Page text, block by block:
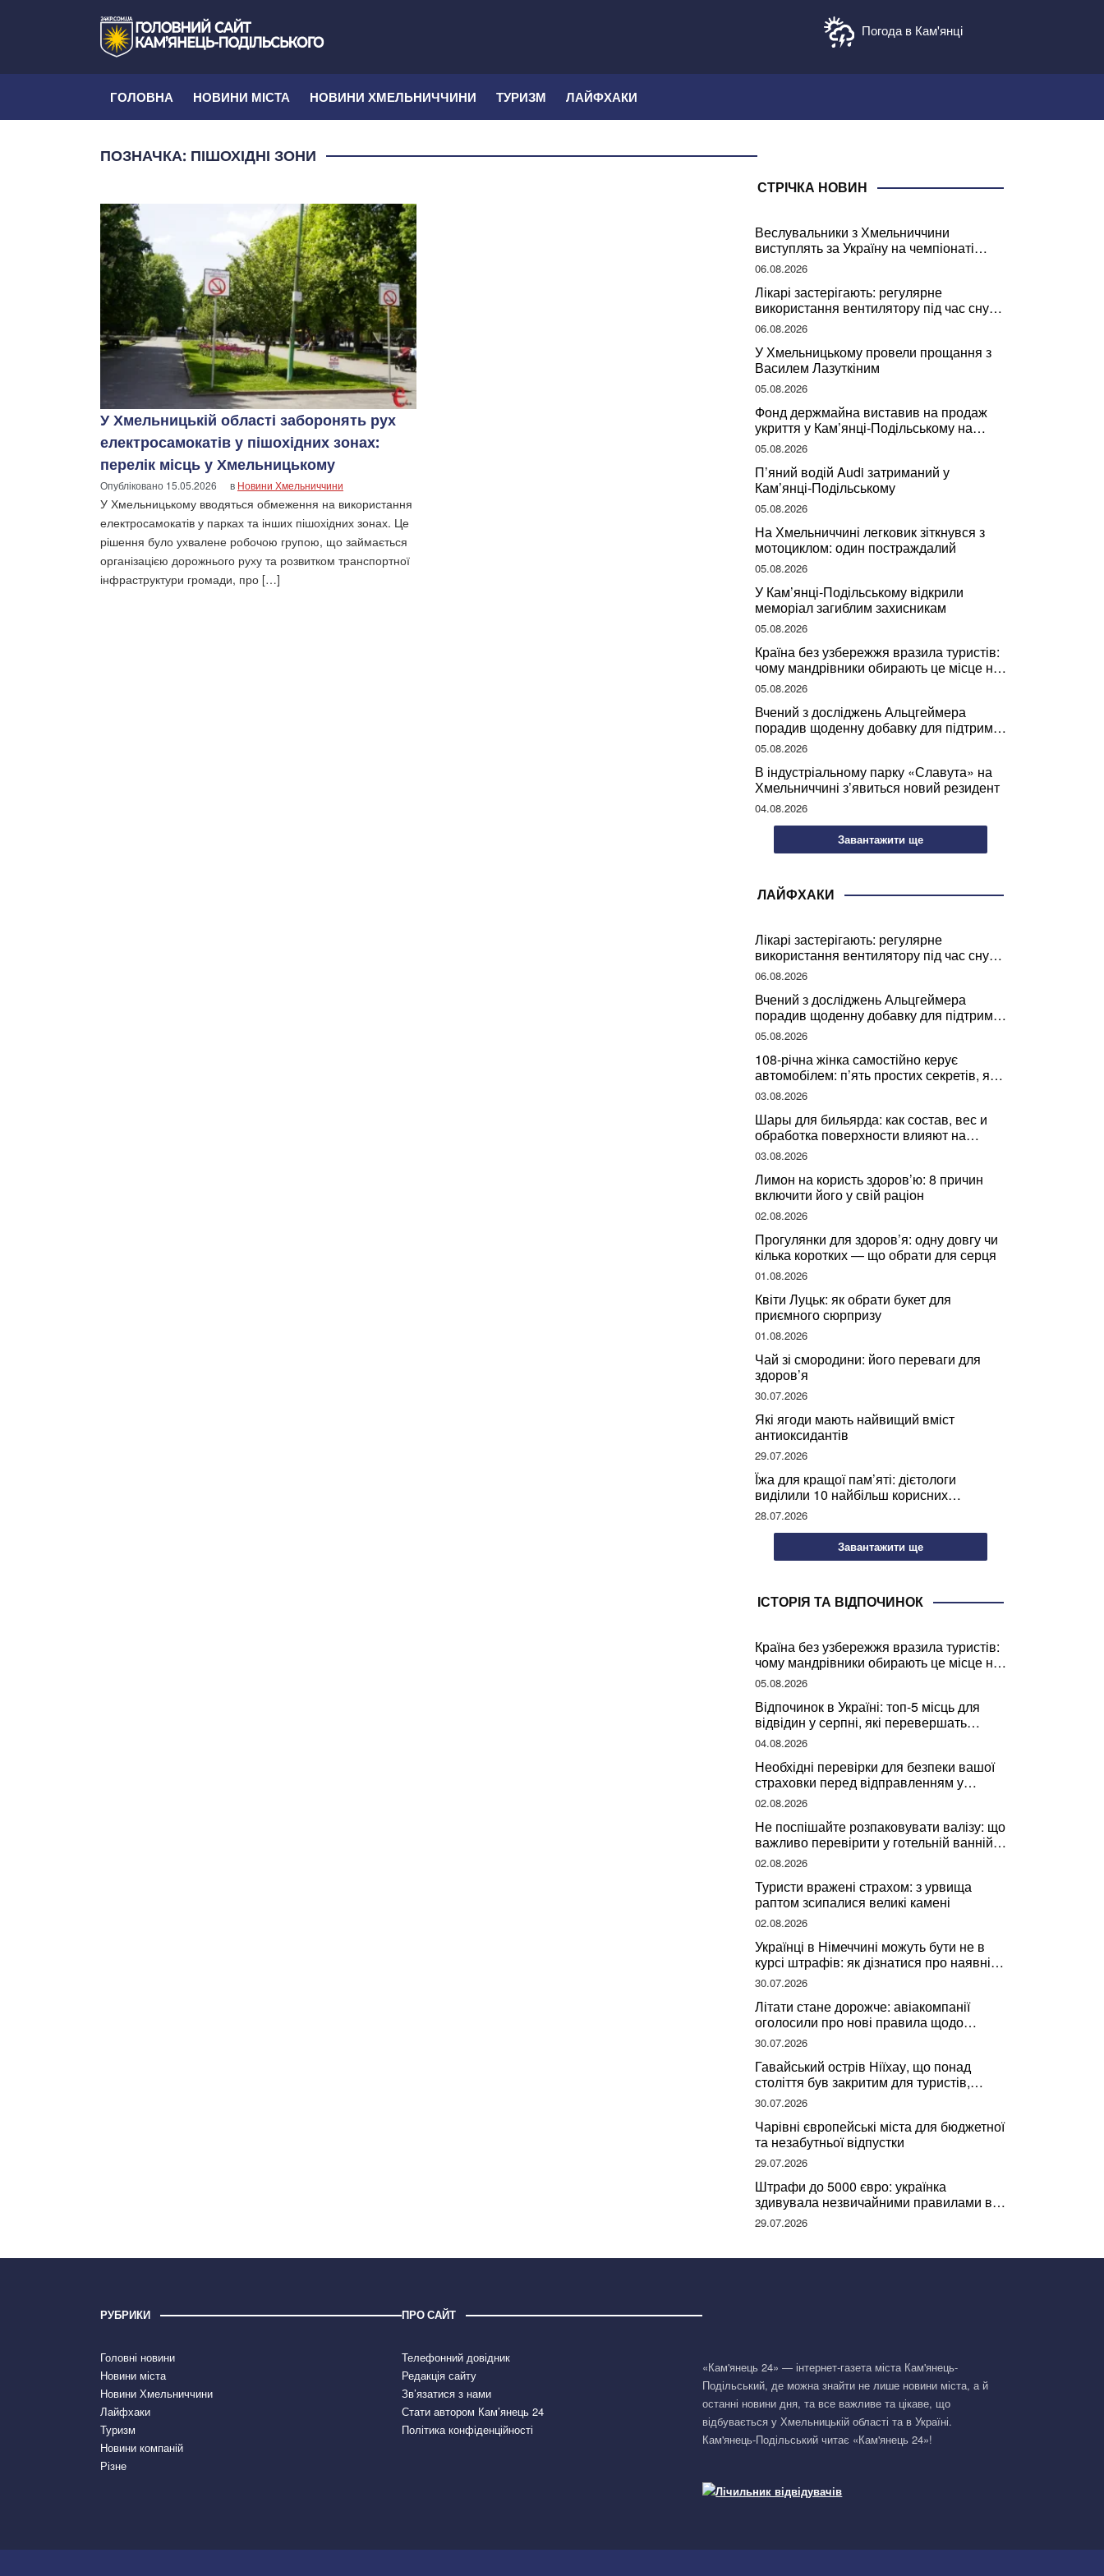
Погода в Кам'янці
ГОЛОВНА НОВИНИ МІСТА НОВИНИ ХМЕЛЬНИЧЧИНИ ТУРИЗМ ЛАЙФХАКИ
ПОЗНАЧКА: ПІШОХІДНІ ЗОНИ
У Хмельницькій області заборонять рух
електросамокатів у пішохідних зонах:
перелік місць у Хмельницькому
Опубліковано 15.05.2026 в Новини Хмельниччини
У Хмельницькому вводяться обмеження на використання
електросамокатів у парках та інших пішохідних зонах. Це
рішення було ухвалене робочою групою, що займається
організацією дорожнього руху та розвитком транспортної
інфраструктури громади, про […]
СТРІЧКА НОВИН
Веслувальники з Хмельниччини
виступлять за Україну на чемпіонаті
світу
06.08.2026
Лікарі застерігають: регулярне
використання вентилятору під час сну
може негативно вплинути на ваше
здоров’я
06.08.2026
У Хмельницькому провели прощання з
Василем Лазуткіним
05.08.2026
Фонд держмайна виставив на продаж
укриття у Кам’янці-Подільському на
Хмельниччині
05.08.2026
П’яний водій Audi затриманий у
Кам’янці-Подільському
05.08.2026
На Хмельниччині легковик зіткнувся з
мотоциклом: один постраждалий
05.08.2026
У Кам’янці-Подільському відкрили
меморіал загиблим захисникам
05.08.2026
Країна без узбережжя вразила туристів:
чому мандрівники обирають це місце на
відпочинок
05.08.2026
Вчений з досліджень Альцгеймера
порадив щоденну добавку для підтримки
мозкової діяльності
05.08.2026
В індустріальному парку «Славута» на
Хмельниччині з’явиться новий резидент
04.08.2026
Завантажити ще
ЛАЙФХАКИ
Лікарі застерігають: регулярне
використання вентилятору під час сну
може негативно вплинути на ваше
здоров’я
06.08.2026
Вчений з досліджень Альцгеймера
порадив щоденну добавку для підтримки
мозкової діяльності
05.08.2026
108-річна жінка самостійно керує
автомобілем: п’ять простих секретів, які
допомогли їй дожити до століття
03.08.2026
Шары для бильярда: как состав, вес и
обработка поверхности влияют на
динамику игры
03.08.2026
Лимон на користь здоров’ю: 8 причин
включити його у свій раціон
02.08.2026
Прогулянки для здоров’я: одну довгу чи
кілька коротких — що обрати для серця
01.08.2026
Квіти Луцьк: як обрати букет для
приємного сюрпризу
01.08.2026
Чай зі смородини: його переваги для
здоров’я
30.07.2026
Які ягоди мають найвищий вміст
антиоксидантів
29.07.2026
Їжа для кращої пам’яті: дієтологи
виділили 10 найбільш корисних
продуктів
28.07.2026
Завантажити ще
ІСТОРІЯ ТА ВІДПОЧИНОК
Країна без узбережжя вразила туристів:
чому мандрівники обирають це місце на
відпочинок
05.08.2026
Відпочинок в Україні: топ-5 місць для
відвідин у серпні, які перевершать
закордонні враження
04.08.2026
Необхідні перевірки для безпеки вашої
страховки перед відправленням у
подорож
02.08.2026
Не поспішайте розпаковувати валізу: що
важливо перевірити у готельній ванній
за словами досвідченої мандрівниці
02.08.2026
Туристи вражені страхом: з урвища
раптом зсипалися великі камені
02.08.2026
Українці в Німеччині можуть бути не в
курсі штрафів: як дізнатися про наявні
борги
30.07.2026
Літати стане дорожче: авіакомпанії
оголосили про нові правила щодо
вибору місць
30.07.2026
Гавайський острів Ніїхау, що понад
століття був закритим для туристів,
починає приймати перших відвідувачів
30.07.2026
Чарівні європейські міста для бюджетної
та незабутньої відпустки
29.07.2026
Штрафи до 5000 євро: українка
здивувала незвичайними правилами в
Німеччині та поділилася правдою
29.07.2026
РУБРИКИ
Головні новини
Новини міста
Новини Хмельниччини
Лайфхаки
Туризм
Новини компаній
Різне
ПРО САЙТ
Телефонний довідник
Редакція сайту
Зв’язатися з нами
Стати автором Кам’янець 24
Політика конфіденційності
«Кам'янець 24» — інтернет-газета міста Кам'янець-
Подільський, де можна знайти не лише новини міста, а й
останні новини дня, та все важливе та цікаве, що
відбувається у Хмельницькій області та в Україні.
Кам'янець-Подільський читає «Кам'янець 24»!